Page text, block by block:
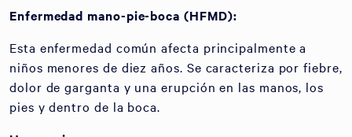
Enfermedad mano-pie-boca (HFMD):
Esta enfermedad común afecta principalmente a
niños menores de diez años. Se caracteriza por fiebre,
dolor de garganta y una erupción en las manos, los
pies y dentro de la boca.